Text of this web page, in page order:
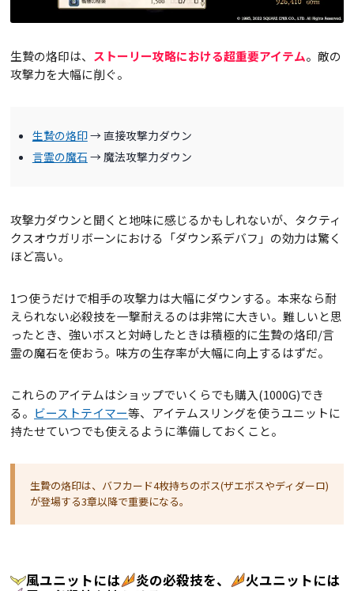
生贄の烙印は、 ストーリー攻略における超重要アイテム。敵の
攻撃力を大幅に削ぐ。
生贄の烙印→ 直接攻撃力ダウン
言霊の魔石 → 魔法攻撃力ダウン
攻撃力ダウンと聞くと地味に感じるかもしれないが、タクティ
クスオウガリボーンにおける「ダウン系デバフ」の効力は驚く
ほど高い。
1つ使うだけで相手の攻撃力は大幅にダウンする。本来なら耐
えられない必殺技を一撃耐えるのは非常に大きい。難しいと思
ったとき、強いボスと対峙したときは積極的に生贄の烙印/言
霊の魔石を使おう。味方の生存率が大幅に向上するはずだ。
これらのアイテムはショップでいくらでも購入(1000G)でき
る。 ビーストテイマー等、アイテムスリングを使うユニットに
持たせていつでも使えるように準備しておくこと。
生贄の烙印は、バフカード4枚持ちのボス(ザエボスやディダーロ)
が登場する3章以降で重要になる。
風ユニットには 炎の必殺技を、
火ユニットには